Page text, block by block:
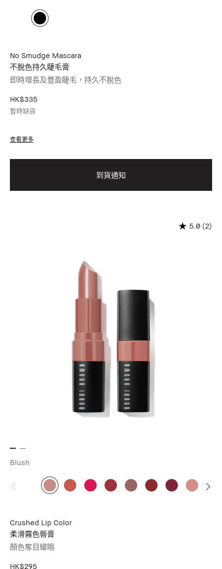
No Smudge Mascara
不脫色持久睫毛膏
即時增長及豐盈睫毛，持久不脫色
HK$335
暫時缺貨
查看更多
到貨通知
Blush
Crushed Lip Color
柔滑霧色唇膏
顏色奪目耀眼
5.0 (2)
HK$295